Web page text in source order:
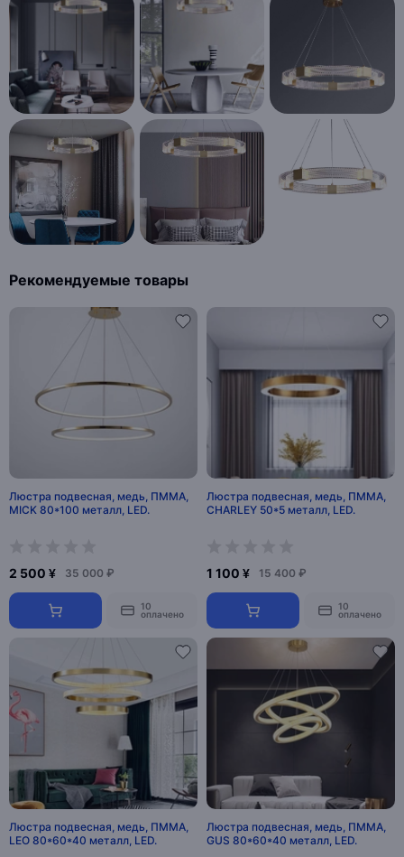
Рекомендуемые товары
Люстра подвесная, медь, ПММА,
MICK 80*100 металл, LED.
2 500 ¥ 35 000 ₽
10
оплачено
Люстра подвесная, медь, ПММА,
CHARLEY 50*5 металл, LED.
1 100 ¥ 15 400 ₽
10
оплачено
Люстра подвесная, медь, ПММА,
LEO 80*60*40 металл, LED.
Люстра подвесная, медь, ПММА,
GUS 80*60*40 металл, LED.